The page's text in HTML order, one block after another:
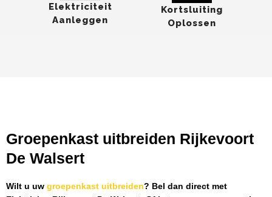
Elektriciteit
Aanleggen
Kortsluiting
Oplossen
Groepenkast uitbreiden Rijkevoort
De Walsert
Wilt u uw groepenkast uitbreiden? Bel dan direct met